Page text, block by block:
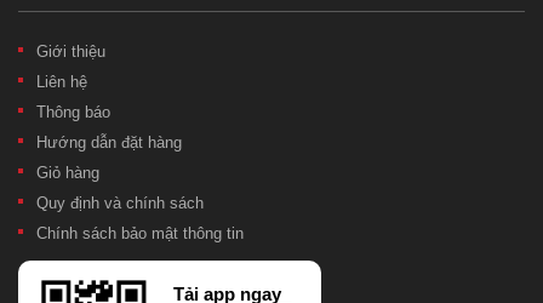
Giới thiệu
Liên hệ
Thông báo
Hướng dẫn đặt hàng
Giỏ hàng
Quy định và chính sách
Chính sách bảo mật thông tin
Tải app ngay